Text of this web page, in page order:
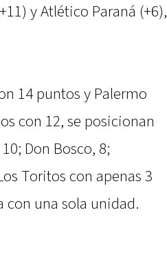
y Atlético Paraná (+6),
14 puntos y Palermo
con 12, se posicionan
Don Bosco, 8;
Toritos con apenas 3
con una sola unidad.